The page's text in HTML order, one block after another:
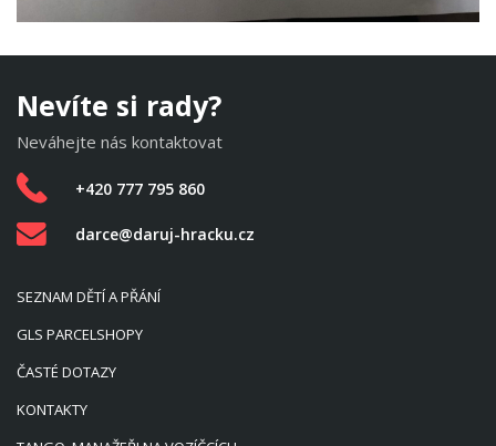
Nevíte si rady?
Neváhejte nás kontaktovat
+420 777 795 860
darce@daruj-hracku.cz
SEZNAM DĚTÍ A PŘÁNÍ
GLS PARCELSHOPY
ČASTÉ DOTAZY
KONTAKTY